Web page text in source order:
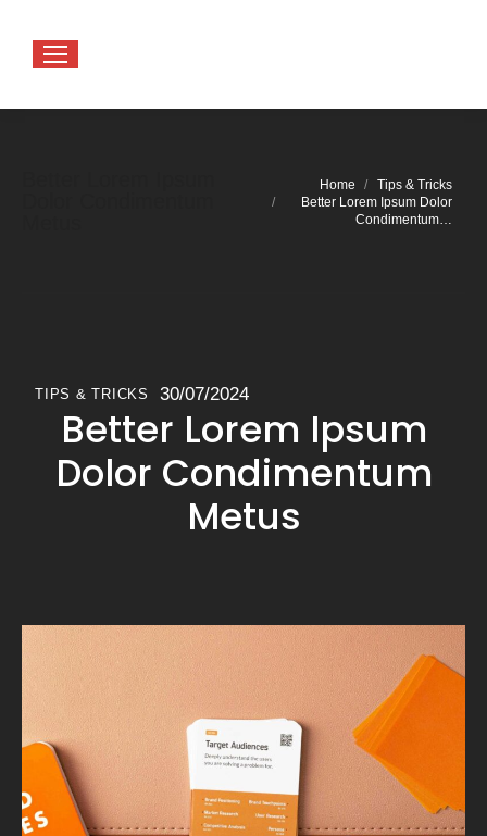
You are here:
Home
Tips & Tricks
Better Lorem Ipsum Dolor
Condimentum…
TIPS & TRICKS 30/07/2024
Better Lorem Ipsum
Dolor Condimentum
Metus